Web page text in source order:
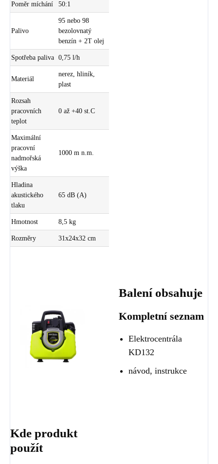
Poměr míchání 50:1
Palivo
95 nebo 98
bezolovnatý
benzín + 2T olej
Spotřeba paliva 0,75 l/h
Materiál
nerez, hliník,
plast
Rozsah
pracovních
teplot
0 až +40 st.C
Maximální
pracovní
nadmořská
výška
1000 m n.m.
Hladina
akustického
tlaku
65 dB (A)
Hmotnost 8,5 kg
Rozměry 31x24x32 cm
Balení obsahuje
Kompletní seznam
Elektrocentrála
KD132
návod, instrukce
Kde produkt
použít